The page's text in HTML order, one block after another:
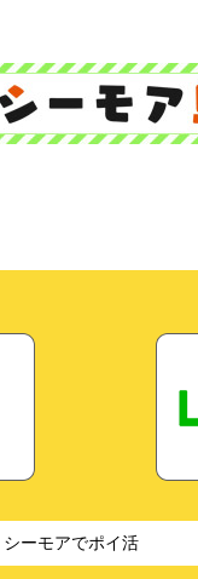
シーモアでポイ活